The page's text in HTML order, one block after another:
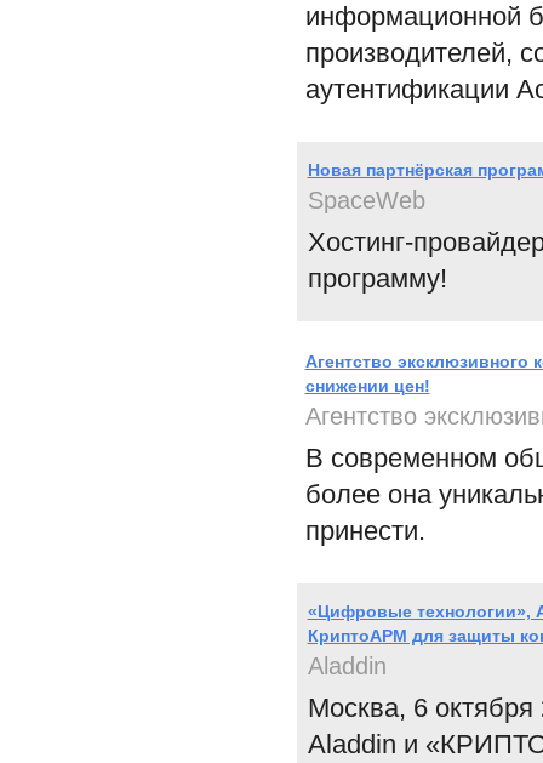
информационной
производителей,
аутентификации
Новая партнёрская
SpaceWeb
Хостинг-
программу!
Агентство эксклюзивного
снижении цен!
Агентство
В современном
более она
принести.
«Цифровые технологии»,
КриптоАРМ для защиты
Aladdin
Москва, 6
Aladdin и